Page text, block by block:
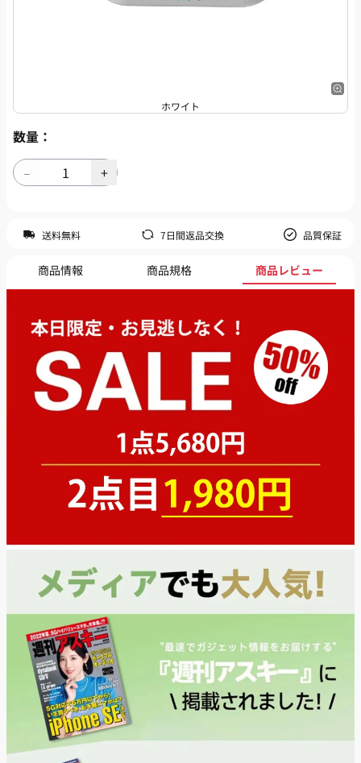
ホワイト
数量：
送料無料 7日間返品交換 品質保証
商品情報 商品規格 商品レビュー